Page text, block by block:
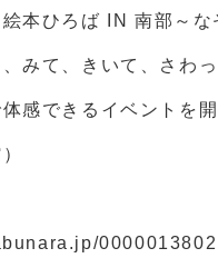
絵本ひろば IN 南部～
みて、きいて、さわ
感できるイベントを開